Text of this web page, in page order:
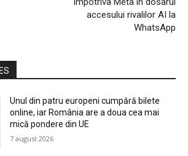
accesului rivalilor AI la
WhatsApp
Unul din patru europeni cumpără bilete
online, iar România are a doua cea mai
mică pondere din UE
7 august 2026